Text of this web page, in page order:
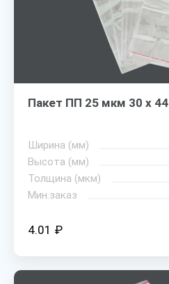
Пакет ПП 25 мкм 30 х 44
Ширина (мм)
Высота (мм)
Толщина (мкм)
Мин.заказ
4.01 ₽